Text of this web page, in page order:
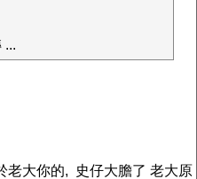
...
老大你的, 史仔大膽了 老大原